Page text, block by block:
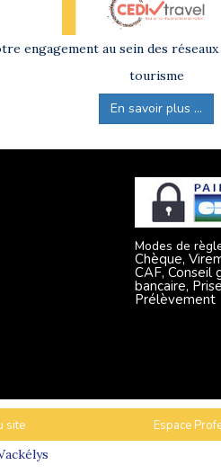
engagement au sein des
tourisme
En savoir plus ...
Modes de
Chèque,
CAF, Conseil
bancaire,
Prélèvement
site Espace